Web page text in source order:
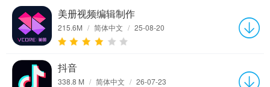
美册视频编辑制作
215.6M / 简体中文 / 25-08-20
抖音
338.8 M / 简体中文 / 26-07-23